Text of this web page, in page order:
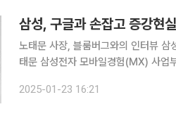
삼성, 구글과 손잡고 증강현
노태문 사장, 블룸버그와의 인터뷰 삼
태문 삼성전자 모바일경험(MX) 사업
로이드 확장현실(XR) 운영 체제를 공
2025-01-23 16:21